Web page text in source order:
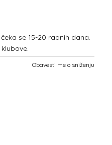
se 15-20 radnih dana.
Obavesti me o sniženju